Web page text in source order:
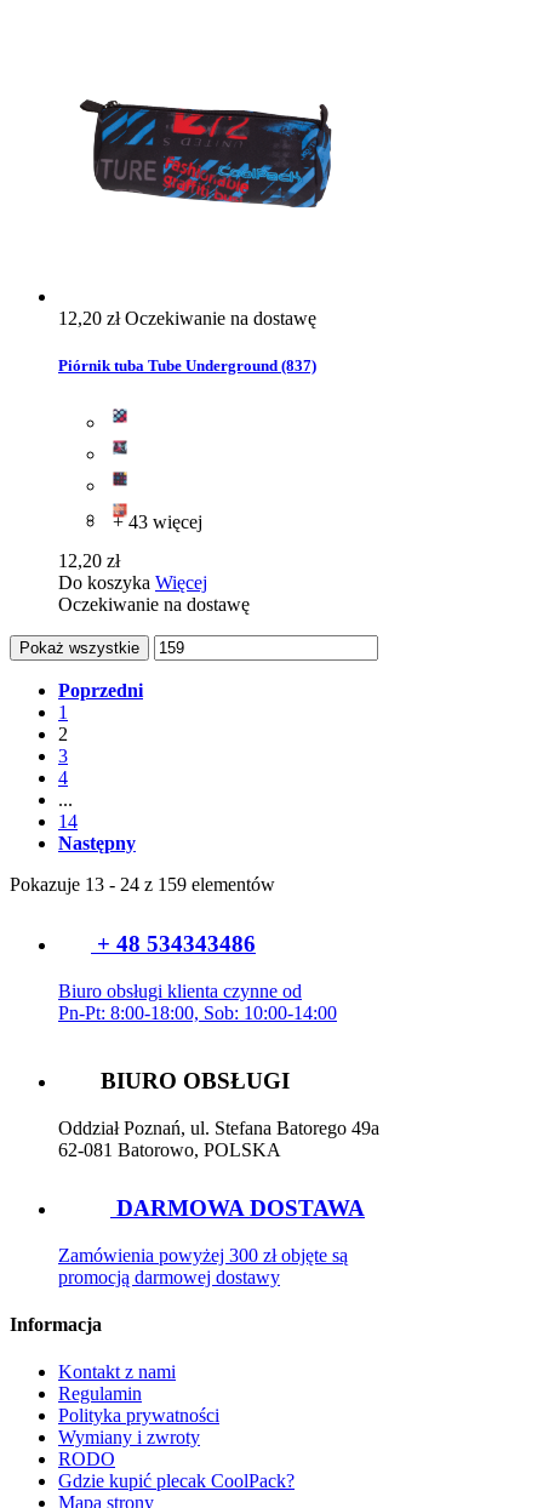
12,20 złOczekiwanie na dostawę
Piórnik tuba Tube Underground (837)
+ 43 więcej
12,20 zł
Do koszyka Więcej
Oczekiwanie na dostawę
Pokaż wszystkie
Poprzedni
1
2
3
4
...
14
Następny
Pokazuje 13 - 24 z 159 elementów
+ 48 534343486
Biuro obsługi klienta czynne od
Pn-Pt: 8:00-18:00, Sob: 10:00-14:00
BIURO OBSŁUGI
Oddział Poznań, ul. Stefana Batorego 49a
62-081 Batorowo, POLSKA
DARMOWA DOSTAWA
Zamówienia powyżej 300 zł objęte są
promocją darmowej dostawy
Informacja
Kontakt z nami
Regulamin
Polityka prywatności
Wymiany i zwroty
RODO
Gdzie kupić plecak CoolPack?
Mapa strony